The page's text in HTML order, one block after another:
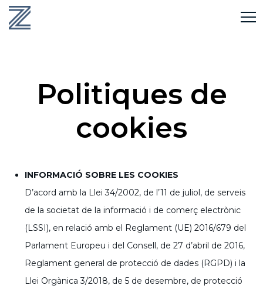
Politiques de
cookies
INFORMACIÓ SOBRE LES COOKIES
D’acord amb la Llei 34/2002, de l’11 de juliol, de serveis
de la societat de la informació i de comerç electrònic
(LSSI), en relació amb el Reglament (UE) 2016/679 del
Parlament Europeu i del Consell, de 27 d’abril de 2016,
Reglament general de protecció de dades (RGPD) i la
Llei Orgànica 3/2018, de 5 de desembre, de protecció